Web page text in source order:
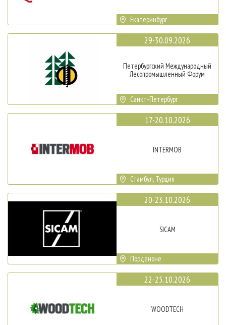
Екатеринбург
29-30.09.2026
Петербургский Международный
Лесопромышленный Форум
Санкт-Петербург
17-20.10.2026
INTERMOB
Стамбул, Турция
20-23.10.2026
SICAM
Порденоне
22-25.10.2026
WOODTECH